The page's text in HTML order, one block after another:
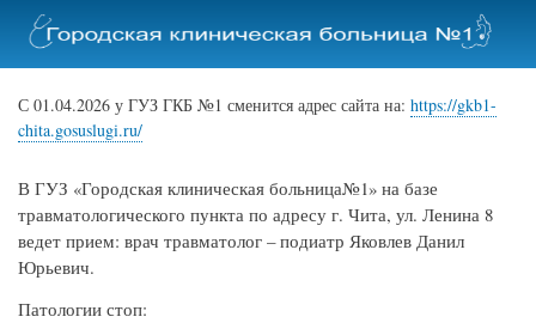
к
основному
С 01.04.2026 у ГУЗ ГКБ №1 сменится адрес сайта на: https://gkb1-
chita.gosuslugi.ru/
В ГУЗ «Городская клиническая больница№1» на базе
травматологического пункта по адресу г. Чита, ул. Ленина 8
ведет прием: врач травматолог – подиатр Яковлев Данил
Юрьевич.
Патологии стоп: